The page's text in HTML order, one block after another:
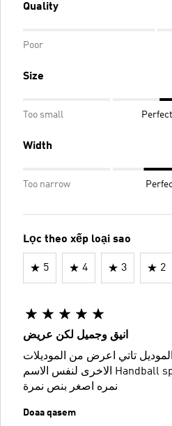
Quality
Poor
Size
Too small Perfect
Width
Too narrow
Lọc theo xếp loại sao
5 4 3 2
انيق وجميل لكن عريض
الموديل تاتي اعرض من الموديلات
الاخرى لنفس الاسم Handball spzial لذلك افضل لو اخترت
نمره اصغر بنص نمرة
Doaa qasem